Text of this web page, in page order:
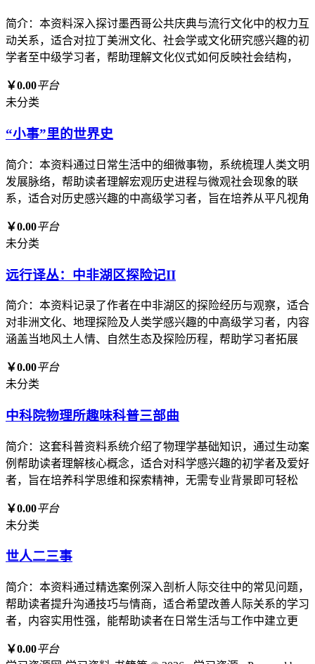
简介：本资料深入探讨墨西哥公共庆典与流行文化中的权力互
动关系，适合对拉丁美洲文化、社会学或文化研究感兴趣的初
学者至中级学习者，帮助理解文化仪式如何反映社会结构，
￥0.00平台
未分类
“小事”里的世界史
简介：本资料通过日常生活中的细微事物，系统梳理人类文明
发展脉络，帮助读者理解宏观历史进程与微观社会现象的联
系，适合对历史感兴趣的中高级学习者，旨在培养从平凡视角
￥0.00平台
未分类
远行译丛：中非湖区探险记II
简介：本资料记录了作者在中非湖区的探险经历与观察，适合
对非洲文化、地理探险及人类学感兴趣的中高级学习者，内容
涵盖当地风土人情、自然生态及探险历程，帮助学习者拓展
￥0.00平台
未分类
中科院物理所趣味科普三部曲
简介：这套科普资料系统介绍了物理学基础知识，通过生动案
例帮助读者理解核心概念，适合对科学感兴趣的初学者及爱好
者，旨在培养科学思维和探索精神，无需专业背景即可轻松
￥0.00平台
未分类
世人二三事
简介：本资料通过精选案例深入剖析人际交往中的常见问题，
帮助读者提升沟通技巧与情商，适合希望改善人际关系的学习
者，内容实用性强，能帮助读者在日常生活与工作中建立更
￥0.00平台